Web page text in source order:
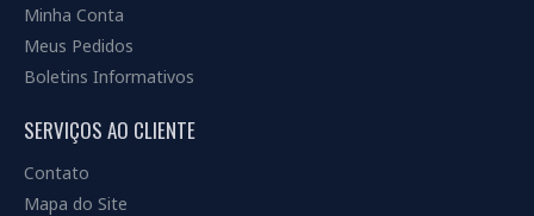
Minha Conta
Meus Pedidos
Boletins Informativos
SERVIÇOS AO CLIENTE
Contato
Mapa do Site